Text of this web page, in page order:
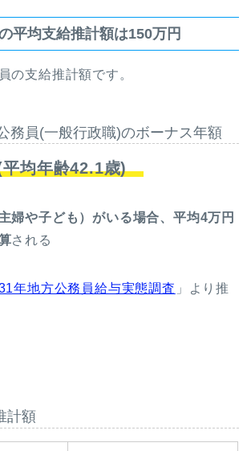
平均支給推計額は150万円
の支給推計額です。
務員(一般行政職)のボーナス年額
平均年齢42.1歳)
婦や子ども）がいる場合、平均4万円
される
年地方公務員給与実態調査 」より推
計額